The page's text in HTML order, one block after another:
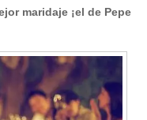
maridaje ¡el de Pepe